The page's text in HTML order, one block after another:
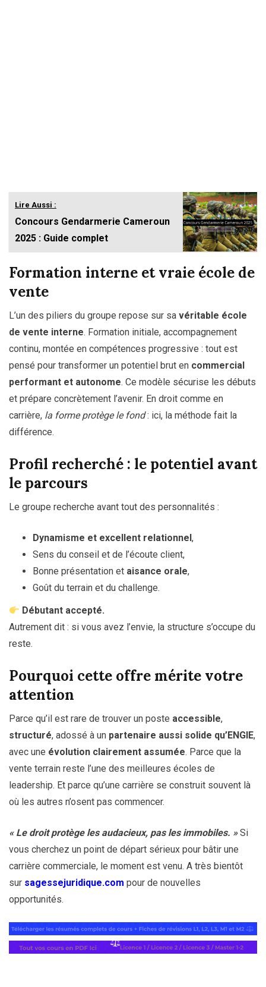
Lire Aussi :
Concours Gendarmerie Cameroun
2025 : Guide complet
Formation interne et vraie école de
vente
L’un des piliers du groupe repose sur sa véritable école
de vente interne. Formation initiale, accompagnement
continu, montée en compétences progressive : tout est
pensé pour transformer un potentiel brut en commercial
performant et autonome. Ce modèle sécurise les débuts
et prépare concrètement l’avenir. En droit comme en
carrière, la forme protège le fond: ici, la méthode fait la
différence.
Profil recherché : le potentiel avant
le parcours
Le groupe recherche avant tout des personnalités :
Dynamisme et excellent relationnel ,
Sens du conseil et de l’écoute client,
Bonne présentation et aisance orale,
Goût du terrain et du challenge.
Débutant accepté.
Autrement dit : si vous avez l’envie, la structure s’occupe du
reste.
Pourquoi cette offre mérite votre
attention
Parce qu’il est rare de trouver un poste accessible,
structuré, adossé à un partenaire aussi solide qu’ENGIE,
avec une évolution clairement assumée. Parce que la
vente terrain reste l’une des meilleures écoles de
leadership. Et parce qu’une carrière se construit souvent là
où les autres n’osent pas commencer.
« Le droit protège les audacieux, pas les immobiles. »Si
vous cherchez un point de départ sérieux pour bâtir une
carrière commerciale, le moment est venu. A très bientôt
sur sagessejuridique.com pour de nouvelles
opportunités.